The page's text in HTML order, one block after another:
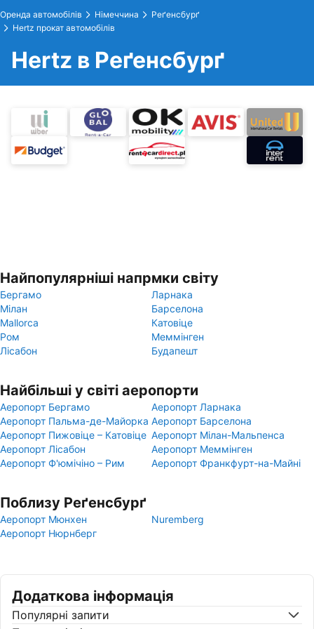
Оренда автомобілів Німеччина
Реґенсбурґ
Hertz прокат автомобілів
Hertz в Реґенсбурґ
Найпопулярніші напрмки світу
Бергамо
Ларнака
Мілан
Барселона
Mallorca
Катовіце
Ром
Меммінген
Лісабон
Будапешт
Найбільші у світі аеропорти
Аеропорт Бергамо
Аеропорт Ларнака
Аеропорт Пальма-де-Майорка Аеропорт Барселона
Аеропорт Пижовіце – Катовіце Аеропорт Мілан-Мальпенса
Аеропорт Лісабон
Аеропорт Меммінген
Аеропорт Ф'юмічіно – Рим
Аеропорт Франкфурт-на-Майні
Поблизу Реґенсбурґ
Аеропорт Мюнхен
Nuremberg
Аеропорт Нюрнберг
Додаткова інформація
Популярні запити